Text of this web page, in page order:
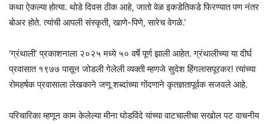
कथा ऐकल्या होत्या. थोडे दिवस ठीक आहे, जातो वेळ इकडेतिकडे फिरण्यात पण नंतर
बोअर होते. त्यांची आपली संस्कृती, खाणे-पिणे, सारेच वेगळे.’
‘ग्रंथाली’ प्रकाशनाला २०२५ मध्ये ५० वर्षे पूर्ण झाली आहेत. ग्रंथालीच्या या दीर्घ
प्रवासात १९७७ पासून जोडली गेलेली व्यक्ती म्हणजे सुदेश हिंगलासपूरकर! त्यांच्या
रोमहर्षक प्रवासाला लेखकाने जणू शब्दांच्या गोंदणाने कृतज्ञतापूर्वक सजवले आहे.
परिचारिका म्हणून काम केलेल्या मीना घोडविंदे यांच्या वाटचालीचा सखोल पट वाचनीय